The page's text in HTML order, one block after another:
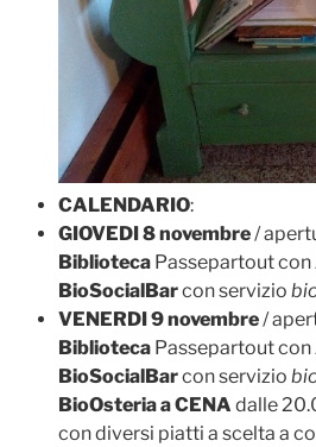
CALENDARIO:
GIOVEDI 8 novembre/
Biblioteca Passepartout con
BioSocialBarcon servizio
VENERDI 9 novembre/
Biblioteca Passepartout con
BioSocialBarcon servizio
BioOsteria a CENA dalle
con diversi piatti a scelta a